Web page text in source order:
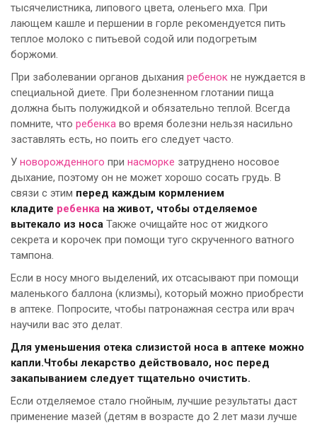
тысячелистника, липового цвета, оленьего мха. При
лающем кашле и першении в горле рекомендуется пить
теплое молоко с питьевой содой или подогретым
боржоми.
При заболевании органов дыхания ребенок не нуждается в
специальной диете. При болезненном глотании пища
должна быть полужидкой и обязательно теплой. Всегда
помните, что ребенка во время болезни нельзя насильно
заставлять есть, но поить его следует часто.
У новорожденного при насморке затруднено носовое
дыхание, поэтому он не может хорошо сосать грудь. В
связи с этим перед каждым кормлением
кладите ребенка на живот, чтобы отделяемое
вытекало из носа Также очищайте нос от жидкого
секрета и корочек при помощи туго скрученного ватного
тампона.
Если в носу много выделений, их отсасывают при помощи
маленького баллона (клизмы), который можно приобрести
в аптеке. Попросите, чтобы патронажная сестра или врач
научили вас это делат.
Для уменьшения отека слизистой носа в аптеке можно
капли.Чтобы лекарство действовало, нос перед
закапыванием следует тщательно очистить.
Если отделяемое стало гнойным, лучшие результаты даст
применение мазей (детям в возрасте до 2 лет мази лучше